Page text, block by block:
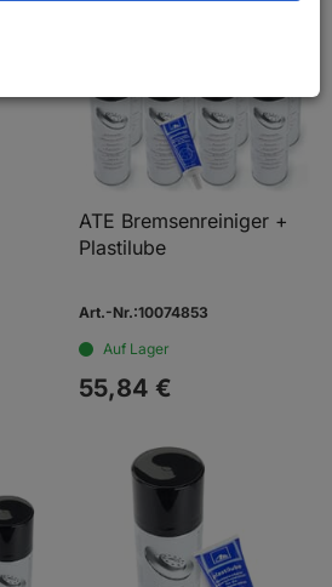
ATE Bremsenreiniger +
Plastilube
Art.-Nr.:10074853
Auf Lager
55,84 €